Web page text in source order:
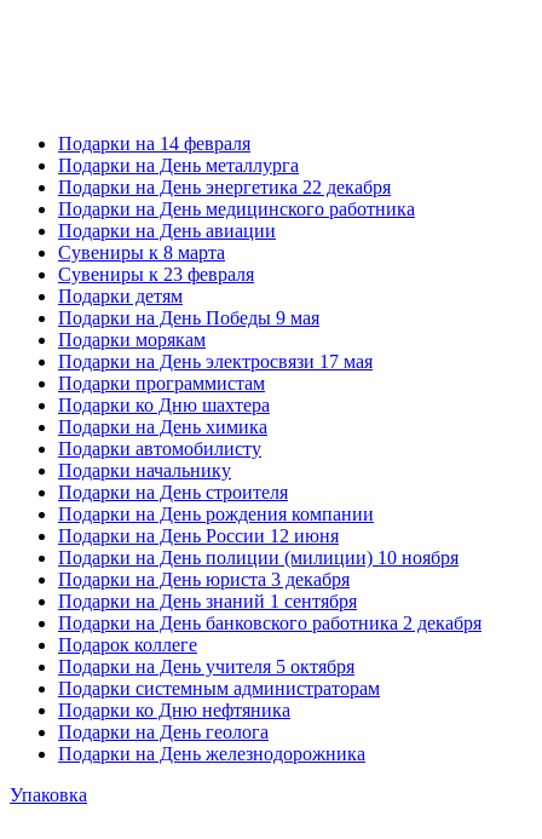
Подарки на 14 февраля
Подарки на День металлурга
Подарки на День энергетика 22 декабря
Подарки на День медицинского работника
Подарки на День авиации
Сувениры к 8 марта
Сувениры к 23 февраля
Подарки детям
Подарки на День Победы 9 мая
Подарки морякам
Подарки на День электросвязи 17 мая
Подарки программистам
Подарки ко Дню шахтера
Подарки на День химика
Подарки автомобилисту
Подарки начальнику
Подарки на День строителя
Подарки на День рождения компании
Подарки на День России 12 июня
Подарки на День полиции (милиции) 10 ноября
Подарки на День юриста 3 декабря
Подарки на День знаний 1 сентября
Подарки на День банковского работника 2 декабря
Подарок коллеге
Подарки на День учителя 5 октября
Подарки системным администраторам
Подарки ко Дню нефтяника
Подарки на День геолога
Подарки на День железнодорожника
Упаковка